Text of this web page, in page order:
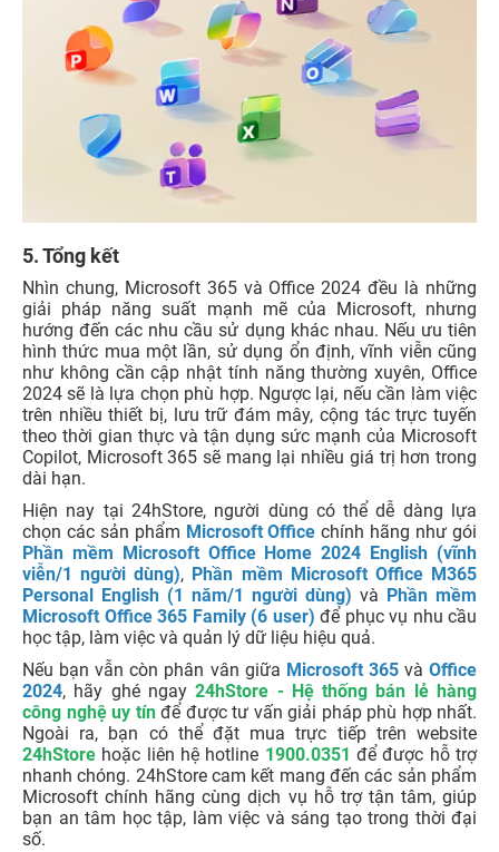
5. Tổng kết
Nhìn chung, Microsoft 365 và Office 2024 đều là những
giải pháp năng suất mạnh mẽ của Microsoft, nhưng
hướng đến các nhu cầu sử dụng khác nhau. Nếu ưu tiên
hình thức mua một lần, sử dụng ổn định, vĩnh viễn cũng
như không cần cập nhật tính năng thường xuyên, Office
2024 sẽ là lựa chọn phù hợp. Ngược lại, nếu cần làm việc
trên nhiều thiết bị, lưu trữ đám mây, cộng tác trực tuyến
theo thời gian thực và tận dụng sức mạnh của Microsoft
Copilot, Microsoft 365 sẽ mang lại nhiều giá trị hơn trong
dài hạn.
Hiện nay tại 24hStore, người dùng có thể dễ dàng lựa
chọn các sản phẩm Microsoft Office chính hãng như gói
Phần mềm Microsoft Office Home 2024 English (vĩnh
viễn/1 người dùng), Phần mềm Microsoft Office M365
Personal English (1 năm/1 người dùng) và Phần mềm
Microsoft Office 365 Family (6 user) để phục vụ nhu cầu
học tập, làm việc và quản lý dữ liệu hiệu quả.
Nếu bạn vẫn còn phân vân giữa Microsoft 365vàOffice
2024, hãy ghé ngay24hStore - Hệ thống bán lẻ hàng
công nghệ uy tínđể được tư vấn giải pháp phù hợp nhất.
Ngoài ra, bạn có thể đặt mua trực tiếp trên website
24hStore hoặc liên hệ hotline 1900.0351 để được hỗ trợ
nhanh chóng. 24hStore cam kết mang đến các sản phẩm
Microsoft chính hãng cùng dịch vụ hỗ trợ tận tâm, giúp
bạn an tâm học tập, làm việc và sáng tạo trong thời đại
số.